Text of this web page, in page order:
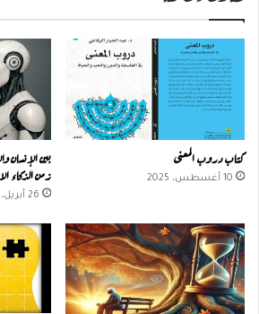
كتاب دروب المعنى
10 أغسطس، 2025
بين الإنسان
زمن الذكاء
26 أبريل، 2025